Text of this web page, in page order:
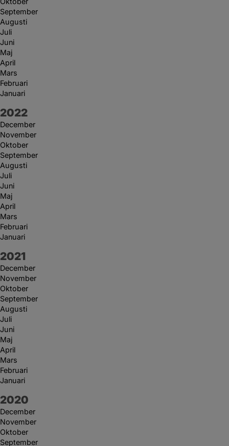
September
Augusti
Juli
Juni
Maj
April
Mars
Februari
Januari
År:
2022
December
November
Oktober
September
Augusti
Juli
Juni
Maj
April
Mars
Februari
Januari
År:
2021
December
November
Oktober
September
Augusti
Juli
Juni
Maj
April
Mars
Februari
Januari
År:
2020
December
November
Oktober
September